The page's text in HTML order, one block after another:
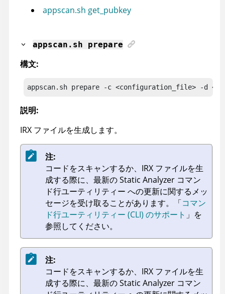
appscan.sh get_pubkey
appscan .sh prepare
構文:
appscan.sh prepare -c <configuration_file> -d
説明:
IRX ファイルを生成します。
注:
コードをスキャンするか、 IRX ファイルを生
成する際に、最新のStatic Analyzer コマン
ド行ユーティリティー への更新に関するメッ
セージを受け取ることがあります。
「コマン
ド行ユーティリティー (CLI) のサポート 」を
参照してください。
注:
コードをスキャンするか、 IRX ファイルを生
成する際に、最新のStatic Analyzer コマン